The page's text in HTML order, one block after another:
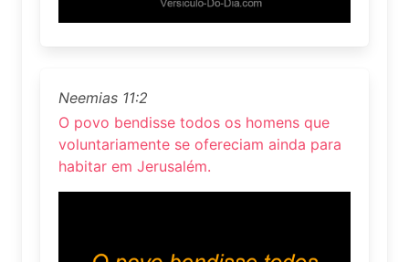
Neemias 11:2
O povo bendisse todos os homens que
voluntariamente se ofereciam ainda para
habitar em Jerusalém.